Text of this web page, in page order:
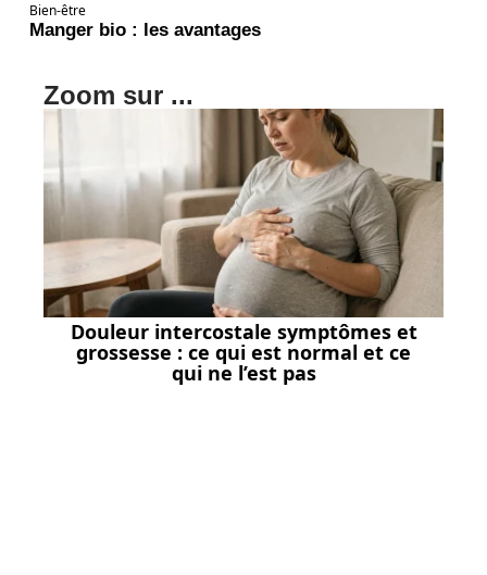
Bien-être
Manger bio : les avantages
Zoom sur ...
Douleur intercostale symptômes et
grossesse : ce qui est normal et ce
qui ne l’est pas